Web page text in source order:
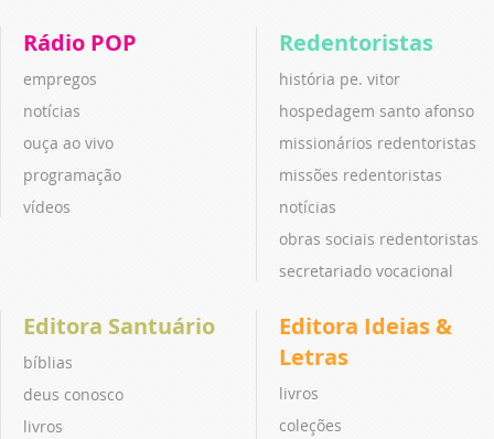
Rádio POP
empregos
notícias
ouça ao vivo
programação
vídeos
Redentoristas
história pe. vitor
hospedagem santo afonso
missionários redentoristas
missões redentoristas
notícias
obras sociais redentoristas
secretariado vocacional
Editora Santuário
bíblias
deus conosco
livros
Editora Ideias &
Letras
livros
coleções